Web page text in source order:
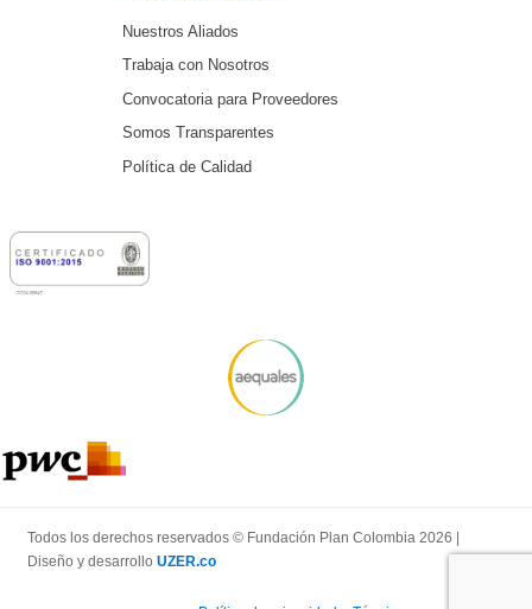
Nuestros Aliados
Trabaja con Nosotros
Convocatoria para Proveedores
Somos Transparentes
Política de Calidad
Todos los derechos reservados © Fundación Plan Colombia 2026 |
Diseño y desarrollo UZER.co